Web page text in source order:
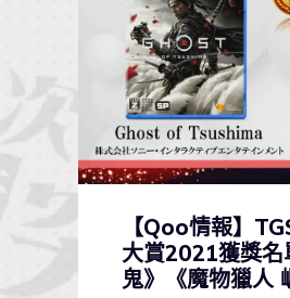
【Qoo情報】
大賞2021獲獎名
鬼》《魔物獵人